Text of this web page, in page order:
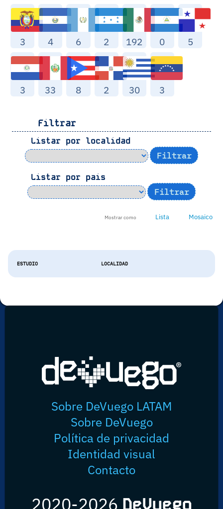
3 4 6 2 192 0 5
3 33 8 2 30 3
Filtrar
Listar por localidad
Listar por pais
Mostrar como Lista Mosaico
ESTUDIO LOCALIDAD
Sobre DeVuego LATAM
Sobre DeVuego
Política de privacidad
Identidad visual
Contacto
2020-2026